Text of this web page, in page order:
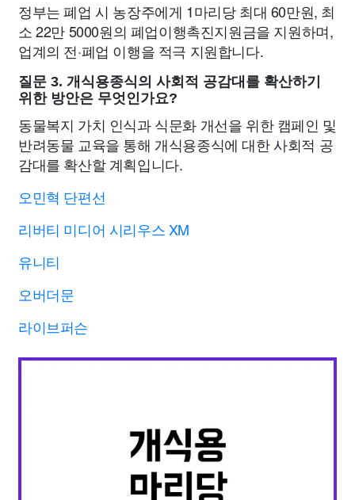
정부는 폐업 시 농장주에게 1마리당 최대 60만원, 최
소 22만 5000원의 폐업이행촉진지원금을 지원하며,
업계의 전·폐업 이행을 적극 지원합니다.
질문 3. 개식용종식의 사회적 공감대를 확산하기
위한 방안은 무엇인가요?
동물복지 가치 인식과 식문화 개선을 위한 캠페인 및
반려동물 교육을 통해 개식용종식에 대한 사회적 공
감대를 확산할 계획입니다.
오민혁 단편선
리버티 미디어 시리우스 XM
유니티
오버더문
라이브퍼슨